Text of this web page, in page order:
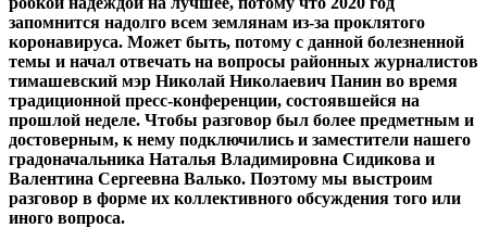
запомнится надолго всем землянам из-за проклятого
коронавируса. Может быть, потому с данной болезненной
темы и начал отвечать на вопросы районных журналистов
тимашевский мэр Николай Николаевич Панин во время
традиционной пресс-конференции, состоявшейся на
прошлой неделе. Чтобы разговор был более предметным и
достоверным, к нему подключились и заместители нашего
градоначальника Наталья Владимировна Сидикова и
Валентина Сергеевна Валько. Поэтому мы выстроим
разговор в форме их коллективного обсуждения того или
иного вопроса.